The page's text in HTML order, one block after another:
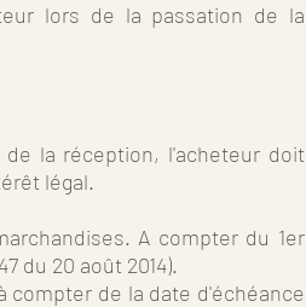
lors de la passation de la
la réception, l'acheteur doit
légal.
A compter du 1er
du 20 août 2014).
de la date d'échéance